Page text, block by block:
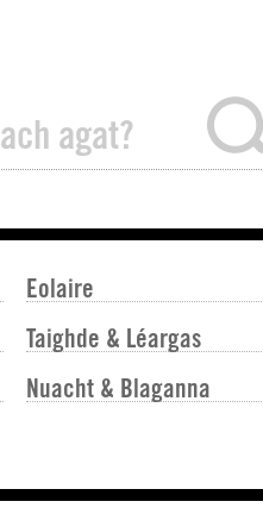
Eolaire
Taighde & Léargas
Nuacht & Blaganna